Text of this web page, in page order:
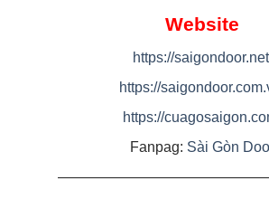
Website
https://
https://
https://
Fanpag: Sài Gòn